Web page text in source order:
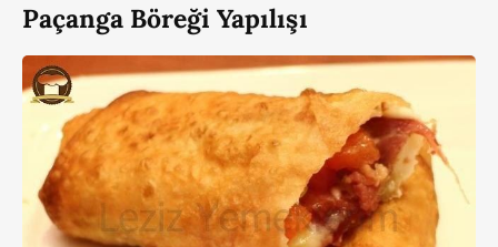
Paçanga Böreği Yapılışı